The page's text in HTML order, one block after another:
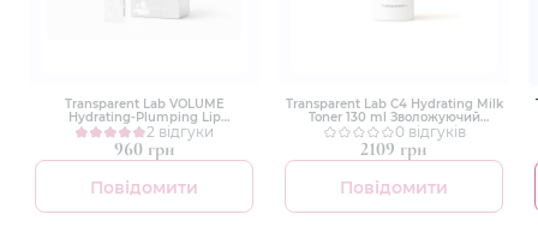
Transparent Lab VOLUME
Hydrating-Plumping Lip
Treatment 15ml Бальзам для
збільшення губ
2 відгуки
960 грн
Повідомити
Transparent Lab C4 Hydrating Milk
Toner 130 ml Зволожуючий
молочний тонер
0 відгуків
2109 грн
Повідомити